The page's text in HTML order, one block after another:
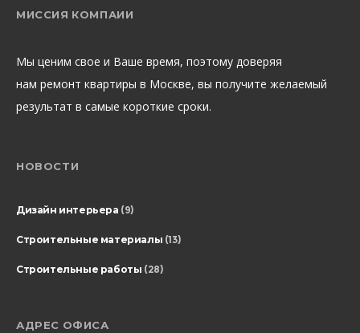
МИССИЯ КОМПАИИ
Мы ценим свое и Ваше время, поэтому доверяя
нам ремонт квартиры в Москве, вы получите желаемый
результат в самые короткие сроки.
НОВОСТИ
Дизайн интерьера (9)
Строительные материалы (13)
Строительные работы (28)
АДРЕС ОФИСА